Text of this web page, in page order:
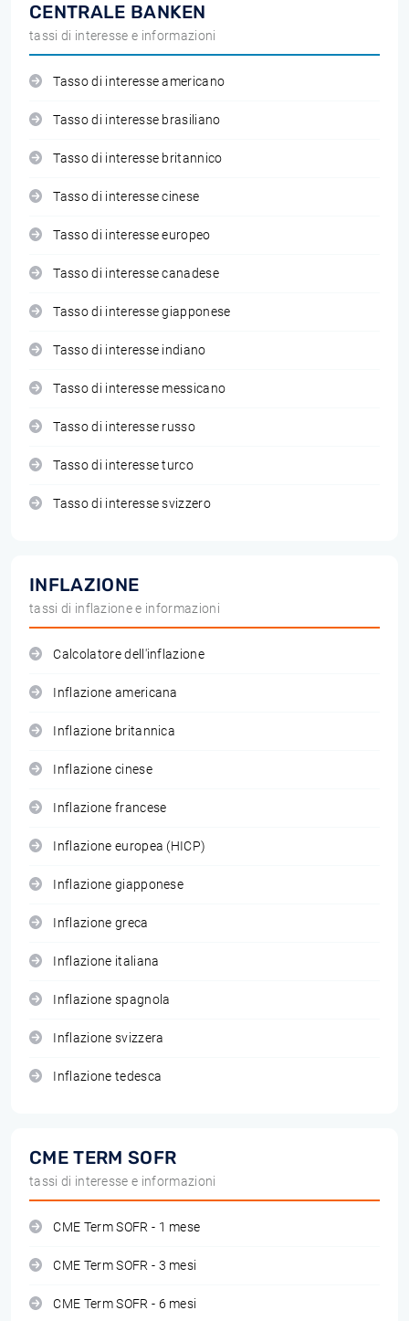
CENTRALE BANKEN
tassi di interesse e informazioni
Tasso di interesse americano
Tasso di interesse brasiliano
Tasso di interesse britannico
Tasso di interesse cinese
Tasso di interesse europeo
Tasso di interesse canadese
Tasso di interesse giapponese
Tasso di interesse indiano
Tasso di interesse messicano
Tasso di interesse russo
Tasso di interesse turco
Tasso di interesse svizzero
INFLAZIONE
tassi di inflazione e informazioni
Calcolatore dell'inflazione
Inflazione americana
Inflazione britannica
Inflazione cinese
Inflazione francese
Inflazione europea (HICP)
Inflazione giapponese
Inflazione greca
Inflazione italiana
Inflazione spagnola
Inflazione svizzera
Inflazione tedesca
CME TERM SOFR
tassi di interesse e informazioni
CME Term SOFR - 1 mese
CME Term SOFR - 3 mesi
CME Term SOFR - 6 mesi